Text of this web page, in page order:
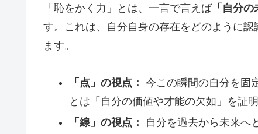
「恥をかく力」とは、一言で言えば「自分の
す。これは、自分自身の存在をどのように
ます。
「点」の視点： 今この瞬間の自分を固
とは「自分の価値や才能の欠如」を証
「線」の視点：
自分を過去から未来へ